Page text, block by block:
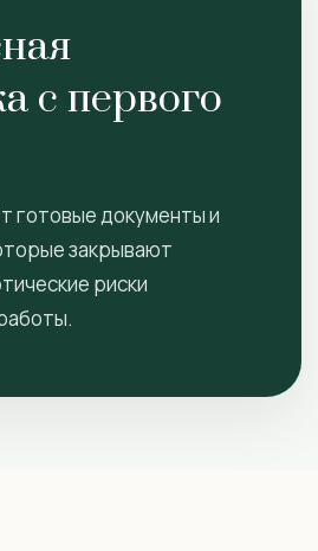
с первого
готовые документы и
закрывают
риски